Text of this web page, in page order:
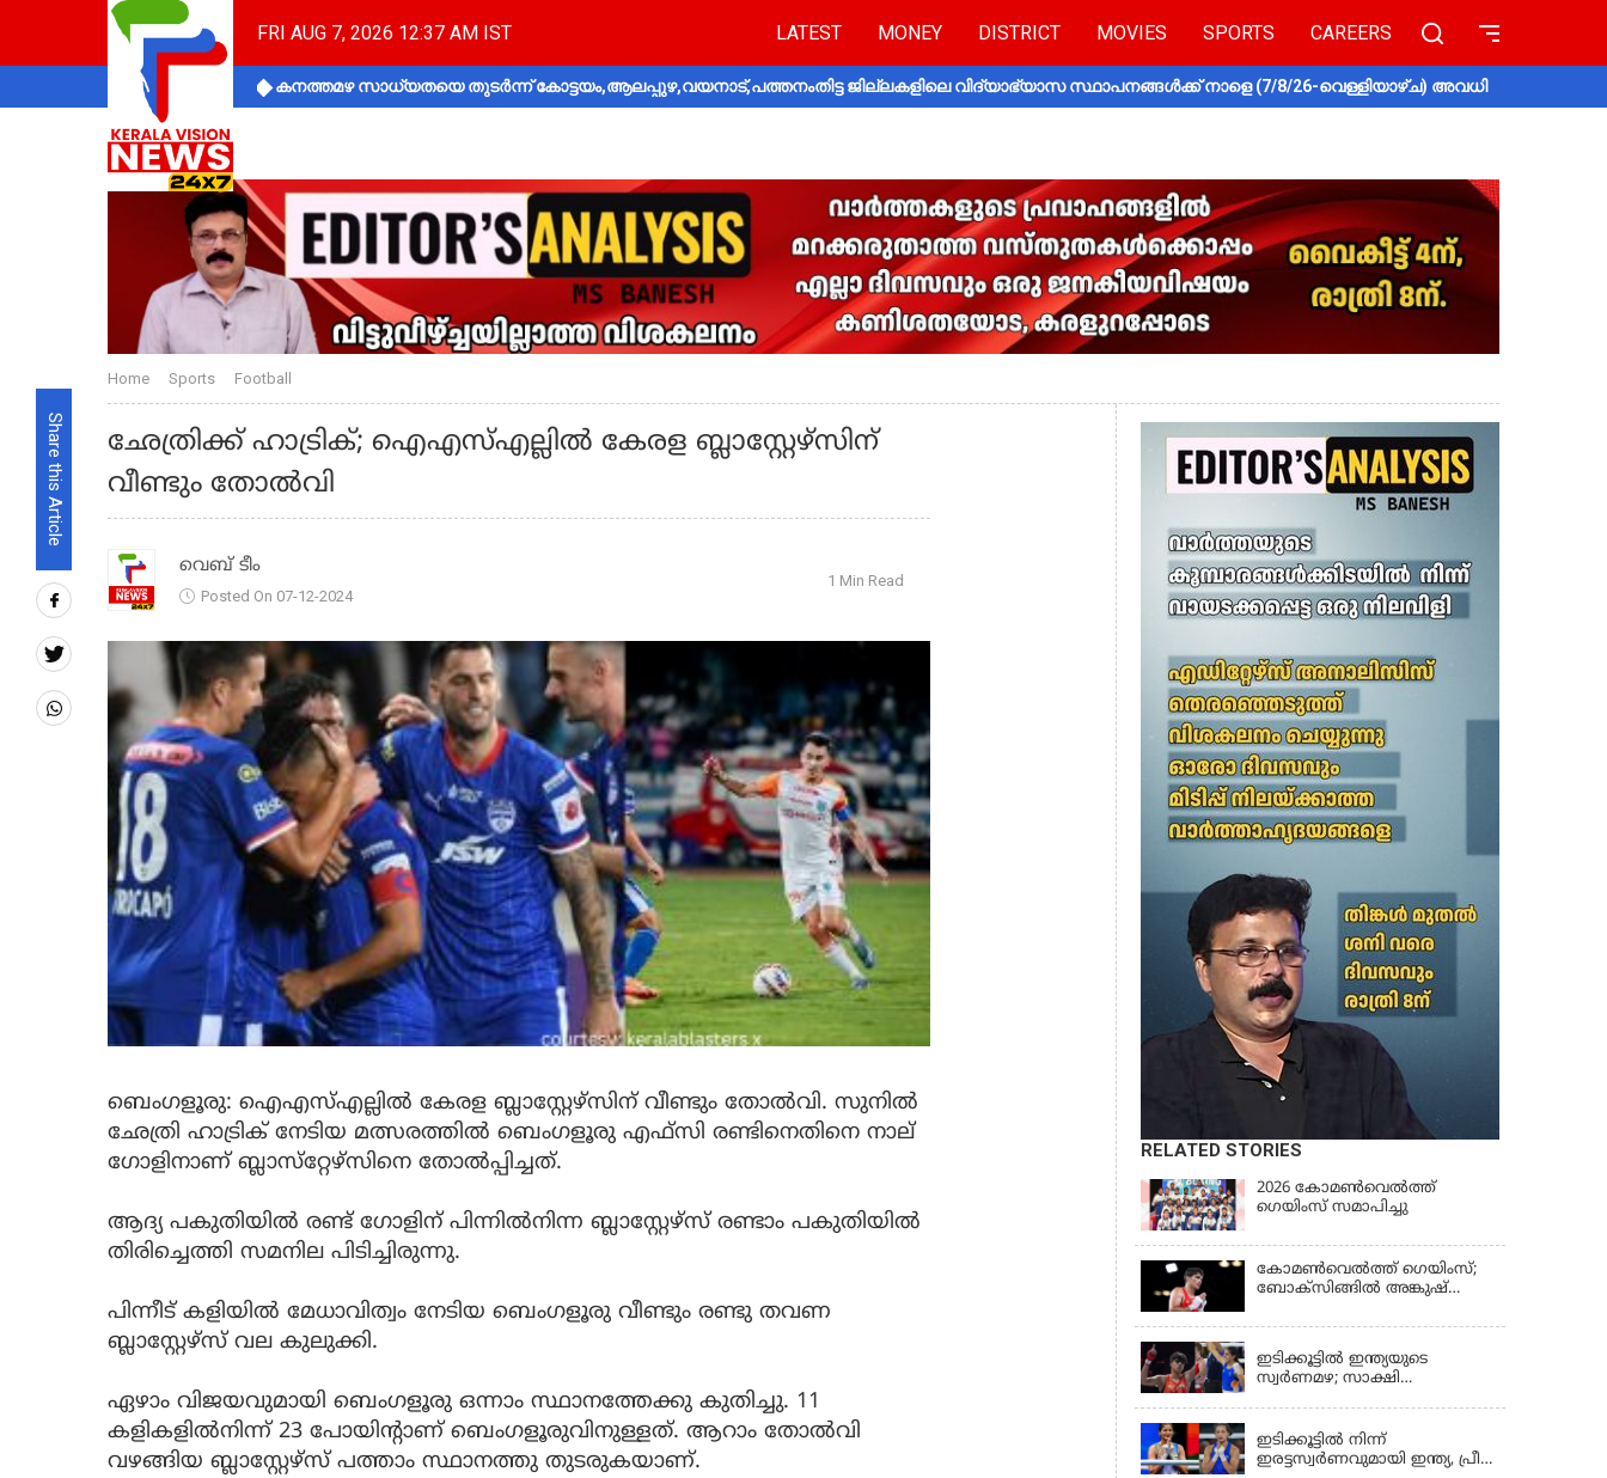
FRI AUG 7, 2026 12:37 AM IST LATEST MONEY DISTRICT MOVIES SPORTS CAREERS
കനത്തമഴ സാധ്യതയെ തുടർന്ന് കോട്ടയം,ആലപ്പുഴ,വയനാട്,പത്തനംതിട്ട ജില്ലകളിലെ വിദ്യാഭ്യാസ സ്ഥാപനങ്ങൾക്ക് നാളെ (7/8/26-വെള്ളിയാഴ്ച) അവധി
Share this Article
Home Sports Football
ഛേത്രിക്ക് ഹാട്രിക്; ഐഎസ്എല്ലില്‍ കേരള ബ്ലാസ്റ്റേഴ്‌സിന്
വീണ്ടും തോല്‍വി
വെബ് ടീം
Posted On 07-12-2024
1 Min Read
ബെംഗളൂരു: ഐഎസ്എല്ലില്‍ കേരള ബ്ലാസ്റ്റേഴ്‌സിന് വീണ്ടും തോല്‍വി. സുനില്‍
ഛേത്രി ഹാട്രിക് നേടിയ മത്സരത്തില്‍ ബെംഗളൂരു എഫ്‌സി രണ്ടിനെതിനെ നാല്
ഗോളിനാണ് ബ്ലാസ്‌റ്റേഴ്‌സിനെ തോല്‍പ്പിച്ചത്.
ആദ്യ പകുതിയില്‍ രണ്ട് ഗോളിന് പിന്നില്‍നിന്ന ബ്ലാസ്റ്റേഴ്‌സ് രണ്ടാം പകുതിയില്‍
തിരിച്ചെത്തി സമനില പിടിച്ചിരുന്നു.
പിന്നീട് കളിയിൽ മേധാവിത്വം നേടിയ ബെംഗളൂരു വീണ്ടും രണ്ടു തവണ
ബ്ലാസ്റ്റേഴ്‌സ് വല കുലുക്കി.
ഏഴാം വിജയവുമായി ബെംഗളൂരു ഒന്നാം സ്ഥാനത്തേക്കു കുതിച്ചു. 11
കളികളിൽനിന്ന് 23 പോയിന്റാണ് ബെംഗളൂരുവിനുള്ളത്. ആറാം തോൽവി
വഴങ്ങിയ ബ്ലാസ്റ്റേഴ്സ് പത്താം സ്ഥാനത്തു തുടരുകയാണ്.
RELATED STORIES
2026 കോമണ്‍വെല്‍ത്ത്
ഗെയിംസ് സമാപിച്ചു
കോമണ്‍വെല്‍ത്ത് ഗെയിംസ്;
ബോക്‌സിങ്ങില്‍ അങ്കുഷ്
ഇടിക്കൂട്ടിൽ ഇന്ത്യയുടെ
സ്വർണമഴ; സാക്ഷി
ഇടിക്കൂട്ടിൽ നിന്ന്
ഇരട്ടസ്വർണവുമായി ഇന്ത്യ, പ്രീതി